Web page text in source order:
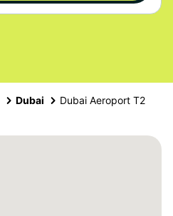
Dubai Dubai Aeroport T2